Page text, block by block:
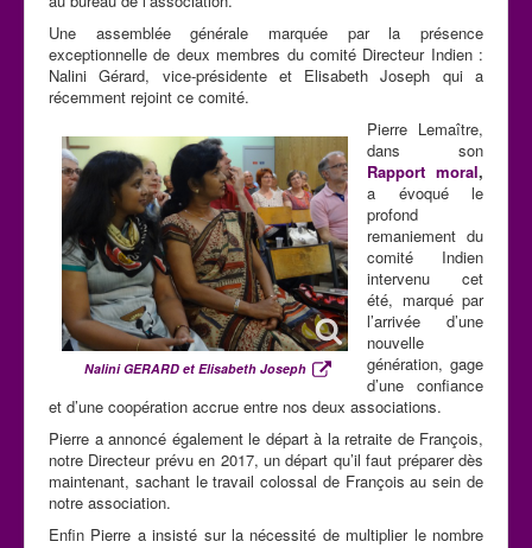
Une assemblée générale marquée par la présence
exceptionnelle de deux membres du comité Directeur Indien :
Nalini Gérard, vice-présidente et Elisabeth Joseph qui a
récemment rejoint ce comité.
Nalini GERARD et Elisabeth Joseph
Pierre Lemaître,
dans son
Rapport moral,
a évoqué le
profond
remaniement du
comité Indien
intervenu cet
été, marqué par
l’arrivée d’une
nouvelle
génération, gage
d’une confiance
et d’une coopération accrue entre nos deux associations.
Pierre a annoncé également le départ à la retraite de François,
notre Directeur prévu en 2017, un départ qu’il faut préparer dès
maintenant, sachant le travail colossal de François au sein de
notre association.
Enfin Pierre a insisté sur la nécessité de multiplier le nombre